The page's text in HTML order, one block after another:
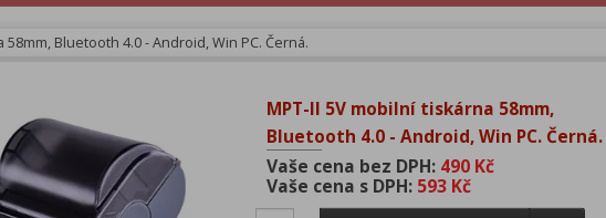
58mm, Bluetooth 4.0 - Android, Win PC. Černá.
MPT-II 5V mobilní tiskárna 58mm,
Bluetooth 4.0 - Android, Win PC. Černá.
Vaše cena bez DPH: 490 Kč
Vaše cena s DPH: 593 Kč